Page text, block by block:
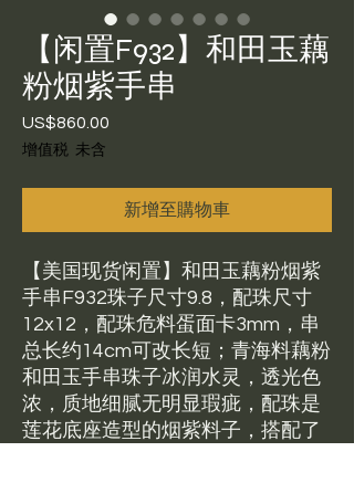
【闲置F932】和田玉藕
粉烟紫手串
US$860.00
增值税 未含
新增至購物車
【美国现货闲置】和田玉藕粉烟紫
手串F932珠子尺寸9.8，配珠尺寸
12x12，配珠危料蛋面卡3mm，串
总长约14cm可改长短；青海料藕粉
和田玉手串珠子冰润水灵，透光色
浓，质地细腻无明显瑕疵，配珠是
莲花底座造型的烟紫料子，搭配了